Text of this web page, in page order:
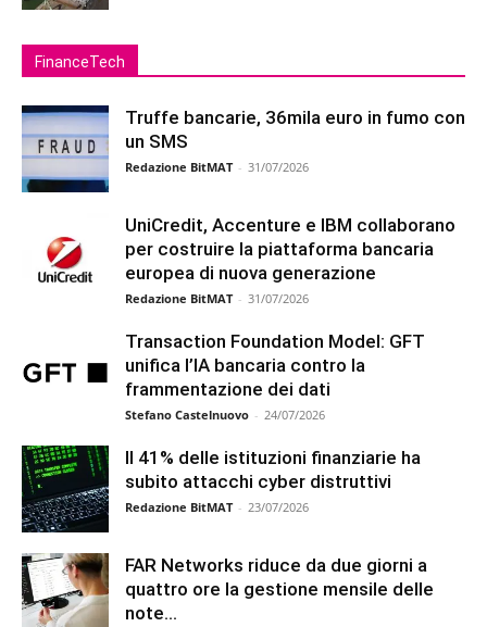
FinanceTech
Truffe bancarie, 36mila euro in fumo con
un SMS
Redazione BitMAT - 31/07/2026
UniCredit, Accenture e IBM collaborano
per costruire la piattaforma bancaria
europea di nuova generazione
Redazione BitMAT - 31/07/2026
Transaction Foundation Model: GFT
unifica l’IA bancaria contro la
frammentazione dei dati
Stefano Castelnuovo - 24/07/2026
Il 41% delle istituzioni finanziarie ha
subito attacchi cyber distruttivi
Redazione BitMAT - 23/07/2026
FAR Networks riduce da due giorni a
quattro ore la gestione mensile delle
note...